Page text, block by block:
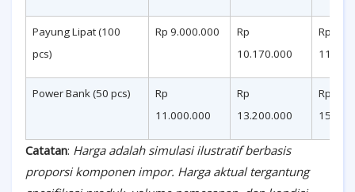
Payung Lipat (100
pcs)
Rp 9.000.000
Rp
10.170.000
Rp
Power Bank (50 pcs)
Rp
11.000.000
Rp
13.200.000
Rp
Catatan: Harga adalah simulasi ilustratif berbasis
proporsi komponen impor. Harga aktual tergantung